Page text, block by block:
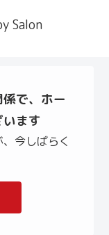
Salon
で、ホー
ます
今しばらく